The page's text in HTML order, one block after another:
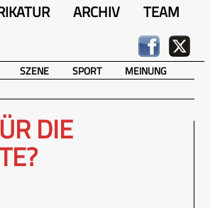
ARCHIV TEAM
SZENE SPORT MEINUNG
DIE